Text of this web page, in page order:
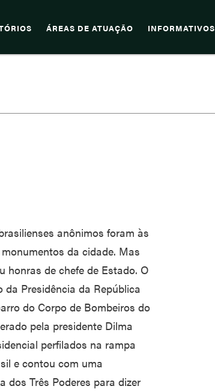
ÁREAS DE ATUAÇÃO INFORMATIVOS
anônimos foram às
da cidade. Mas
honras de chefe de Estado. O
Presidência da República
do Corpo de Bombeiros do
pela presidente Dilma
perfilados na rampa
e contou com uma
dos Três Poderes para dizer